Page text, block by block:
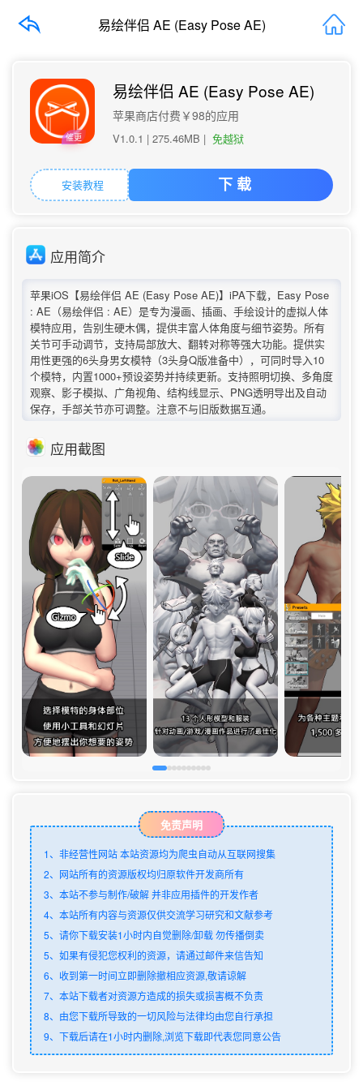
易绘伴侣 AE (Easy Pose AE)
催更
易绘伴侣 AE (Easy Pose AE)
苹果商店付费￥98的应用
V1.0.1 | 275.46MB | 免越狱
安装教程 下 载
应用简介
苹果iOS【易绘伴侣 AE (Easy Pose AE)】iPA下载，Easy Pose
: AE（易绘伴侣 : AE）是专为漫画、插画、手绘设计的虚拟人体
模特应用，告别生硬木偶，提供丰富人体角度与细节姿势。所有
关节可手动调节，支持局部放大、翻转对称等强大功能。提供实
用性更强的6头身男女模特（3头身Q版准备中），可同时导入10
个模特，内置1000+预设姿势并持续更新。支持照明切换、多角度
观察、影子模拟、广角视角、结构线显示、PNG透明导出及自动
保存，手部关节亦可调整。注意不与旧版数据互通。
应用截图
免责声明
1、非经营性网站 本站资源均为爬虫自动从互联网搜集
2、网站所有的资源版权均归原软件开发商所有
3、本站不参与制作/破解 并非应用插件的开发作者
4、本站所有内容与资源仅供交流学习研究和文献参考
5、请你下载安装1小时内自觉删除/卸载 勿传播倒卖
5、如果有侵犯您权利的资源，请通过邮件来信告知
6、收到第一时间立即删除撤相应资源,敬请谅解
7、本站下载者对资源方造成的损失或损害概不负责
8、由您下载所导致的一切风险与法律均由您自行承担
9、下载后请在1小时内删除,浏览下载即代表您同意公告